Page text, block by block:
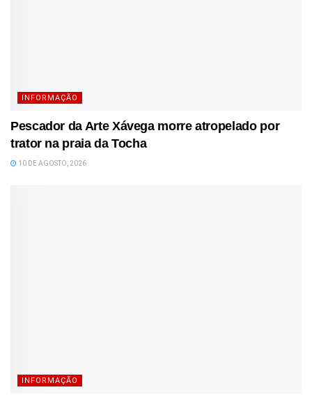
INFORMAÇÃO
Pescador da Arte Xávega morre atropelado por
trator na praia da Tocha
10 DE AGOSTO, 2026
INFORMAÇÃO